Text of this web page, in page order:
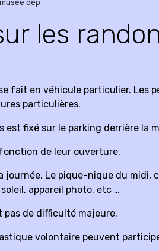
les
fait en véhicule particulier. Les
particulières.
fixé sur le parking derrière la
de leur ouverture.
journée. Le pique-nique du midi,
appareil photo, etc …
pas de difficulté majeure.
volontaire peuvent